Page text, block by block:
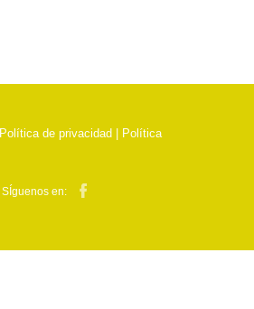
Política de privacidad |
Política
SÍguenos en: